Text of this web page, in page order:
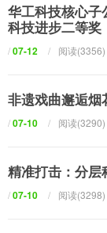
华工科技核心子
科技进步二等奖
/07-12 / 阅读(3356)
非遗戏曲邂逅烟
/07-10 / 阅读(3290)
精准打击：
/07-10 / 阅读(3298)